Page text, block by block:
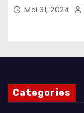
Mai 31, 2024
Categories